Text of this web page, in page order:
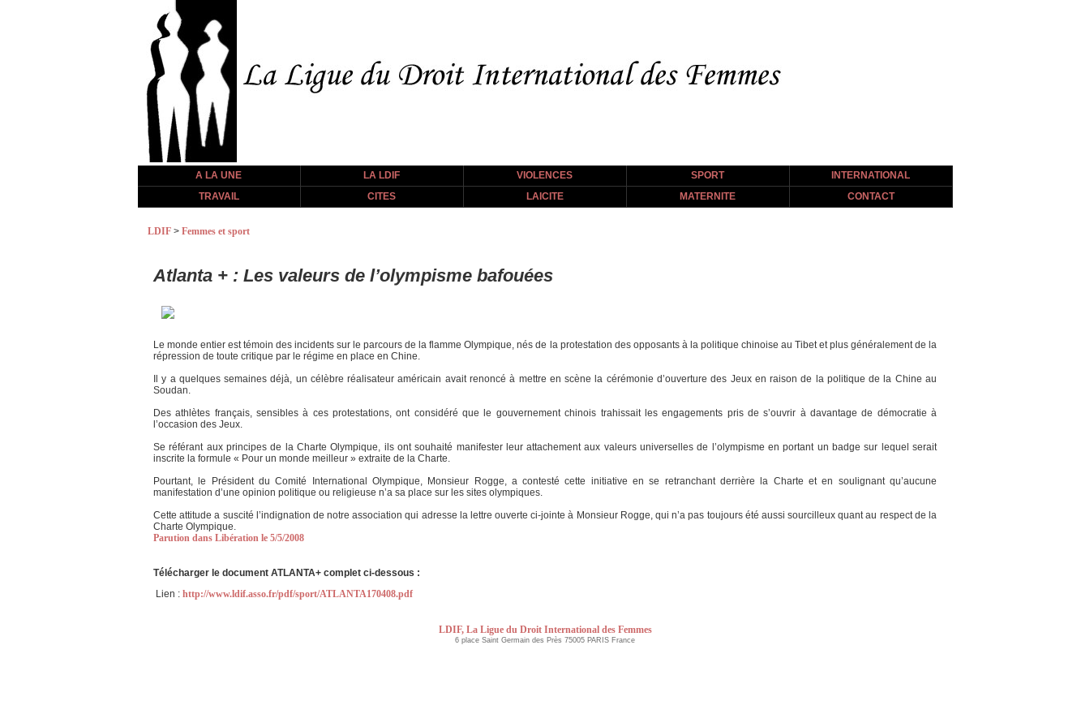
A LA UNE LA LDIF VIOLENCES SPORT
INTERNATIONAL
TRAVAIL
CITES LAICITE MATERNITE CONTACT
LDIF > Femmes et sport
Atlanta + : Les valeurs de l’olympisme bafouées
Le monde entier est témoin des incidents sur le parcours de la flamme Olympique, nés de la protestation des opposants à la politique chinoise au Tibet et plus généralement de la
répression de toute critique par le régime en place en Chine.
Il y a quelques semaines déjà, un célèbre réalisateur américain avait renoncé à mettre en scène la cérémonie d’ouverture des Jeux en raison de la politique de la Chine au
Soudan.
Des athlètes français, sensibles à ces protestations, ont considéré que le gouvernement chinois trahissait les engagements pris de s’ouvrir à davantage de démocratie à
l’occasion des Jeux.
Se référant aux principes de la Charte Olympique, ils ont souhaité manifester leur attachement aux valeurs universelles de l’olympisme en portant un badge sur lequel serait
inscrite la formule « Pour un monde meilleur » extraite de la Charte.
Pourtant, le Président du Comité International Olympique, Monsieur Rogge, a contesté cette initiative en se retranchant derrière la Charte et en soulignant qu’aucune
manifestation d’une opinion politique ou religieuse n’a sa place sur les sites olympiques.
Cette attitude a suscité l’indignation de notre association qui adresse la lettre ouverte ci-jointe à Monsieur Rogge, qui n’a pas toujours été aussi sourcilleux quant au respect de la
Charte Olympique.
Parution dans Libération le 5/5/2008
Télécharger le document ATLANTA+ complet ci-dessous :
Lien : http://www.ldif.asso.fr/pdf/sport/ATLANTA170408.pdf
LDIF, La Ligue du Droit International des Femmes
6 place Saint Germain des Près 75005 PARIS France